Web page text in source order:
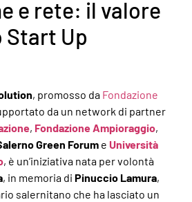
e rete: il valore
Start Up
, promosso da Fondazione
da un network di partner
, Fondazione Ampioraggio,
Green Forum e Università
, è un’iniziativa nata per volontà
, in memoria di Pinuccio Lamura,
salernitano che ha lasciato un